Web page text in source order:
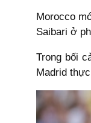
Morocco
Saibari ở
Trong bối
Madrid